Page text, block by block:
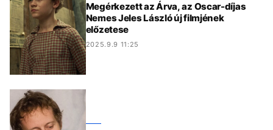
Megérkezett az Árva, az Oscar-díjas
Nemes Jeles László új filmjének
előzetese
2025.9.9 11:25